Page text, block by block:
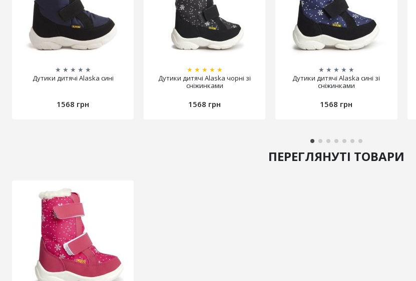
★ ★ ★ ★ ★
Дутики дитячі Alaska сині
1568 грн
★ ★ ★ ★ ★
Дутики дитячі Alaska чорні зі
сніжинками
1568 грн
★ ★ ★ ★ ★
Дутики дитячі Alaska сині зі
сніжинками
1568 грн
ПЕРЕГЛЯНУТІ ТОВАРИ